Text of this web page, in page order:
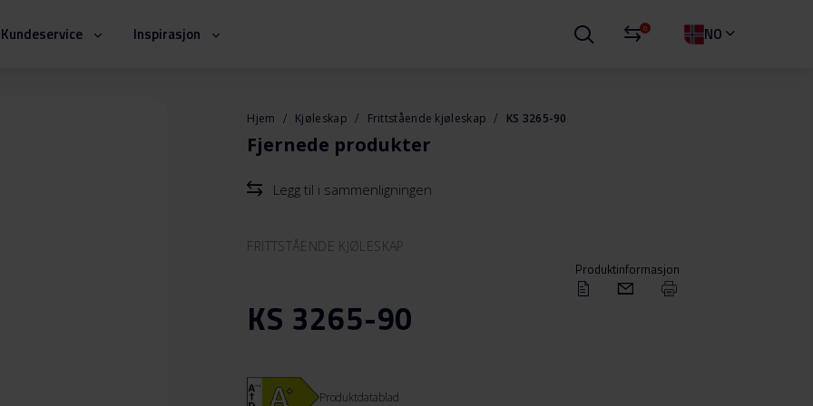
Kundeservice Inspirasjon 0 NO
Hjem Kjøleskap Frittstående kjøleskap KS 3265-90
Fjernede produkter
Legg til i sammenligningen
FRITTSTÅENDE KJØLESKAP
Produktinformasjon
KS 3265-90
Produktdatablad